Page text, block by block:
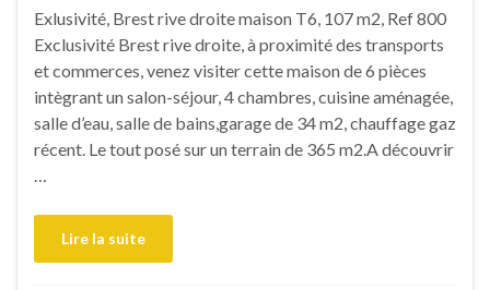
Exlusivité, Brest rive droite maison T6, 107 m2, Ref 800
Exclusivité Brest rive droite, à proximité des transports
et commerces, venez visiter cette maison de 6 pièces
intègrant un salon-séjour, 4 chambres, cuisine aménagée,
salle d’eau, salle de bains,garage de 34 m2, chauffage gaz
récent. Le tout posé sur un terrain de 365 m2.A découvrir
…
Lire la suite